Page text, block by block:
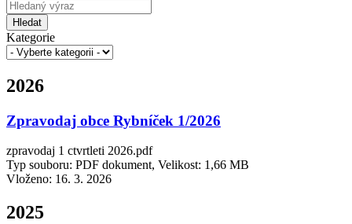
Hledat
Kategorie
2026
Zpravodaj obce Rybníček 1/2026
zpravodaj 1 ctvrtleti 2026.pdf
Typ souboru: PDF dokument, Velikost: 1,66 MB
Vloženo: 16. 3. 2026
2025